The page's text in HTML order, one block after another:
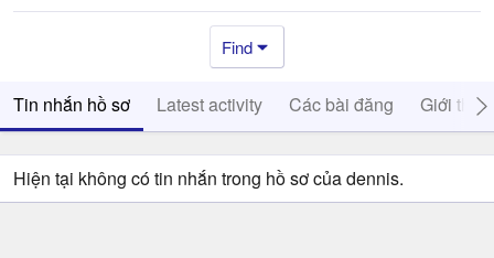
Find
Tin nhắn hồ sơ Latest activity Các bài đăng Giới thiệu
Hiện tại không có tin nhắn trong hồ sơ của dennis.